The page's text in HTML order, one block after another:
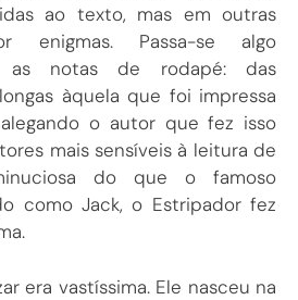
ao texto, mas em outras
enigmas. Passa-se algo
as notas de rodapé: das
àquela que foi impressa
o autor que fez isso
mais sensíveis à leitura de
do que o famoso
como Jack, o Estripador fez
era vastíssima. Ele nasceu na